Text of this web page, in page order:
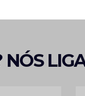
NÓS